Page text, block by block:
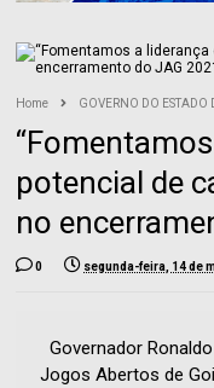
Home GOVERNO DO ESTADO
potencial de
no
0 segunda-feira, 14 de
Governador
Jogos Abertos de